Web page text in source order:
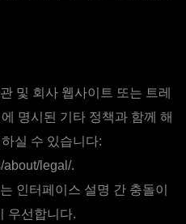
및 회사 웹사이트 또는 트레
명시된 기타 정책과 함께 해
실 수 있습니다:
about/legal/.
인터페이스 설명 간 충돌이
우선합니다.